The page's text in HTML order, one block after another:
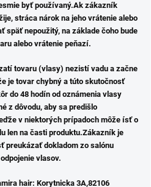
byť používaný.Ak zákazník
stráca nárok na jeho vrátenie alebo
späť nepoužitý, na základe čoho bude
alebo vrátenie peňazí.
tovaru (vlasy) nezistí vadu a začne
je tovar chybný a túto skutočnosť
do 48 hodín od oznámenia vlasy
z dôvodu, aby sa predišlo
v niektorých prípadoch môže ísť o
len na časti produktu.Zákazník je
preukázať dokladom zo salónu
vlasov.
hair: Korytnicka 3A,82106